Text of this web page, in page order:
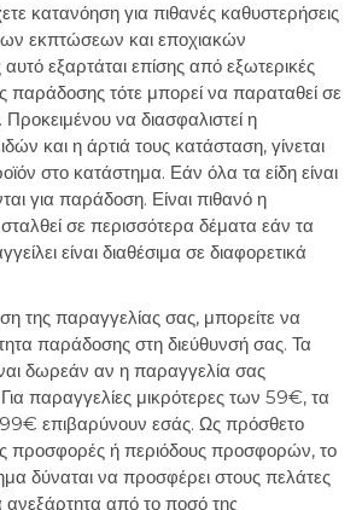
κατανόηση για πιθανές καθυστερήσεις
εκπτώσεων και εποχιακών
εξαρτάται επίσης από εξωτερικές
παράδοσης τότε μπορεί να παραταθεί σε
να διασφαλιστεί η
και η άρτιά τους κατάσταση, γίνεται
στο κατάστημα. Εάν όλα τα είδη είναι
για παράδοση. Είναι πιθανό η
σε περισσότερα δέματα εάν τα
είναι διαθέσιμα σε διαφορετικά
της παραγγελίας σας, μπορείτε να
παράδοσης στη διεύθυνσή σας. Τα
δωρεάν αν η παραγγελία σας
παραγγελίες μικρότερες των 59€, τα
επιβαρύνουν εσάς. Ως πρόσθετο
προσφορές ή περιόδους προσφορών, το
δύναται να προσφέρει στους πελάτες
από το ποσό της